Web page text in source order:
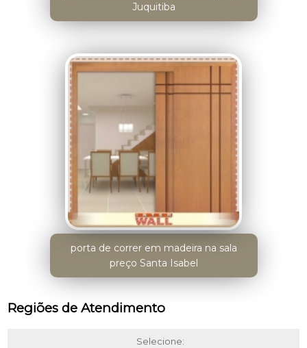
Juquitiba
porta de correr em madeira na sala
preço Santa Isabel
Regiões de Atendimento
Selecione: